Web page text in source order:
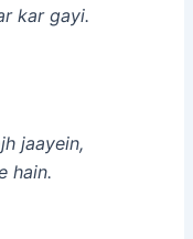
kar gayi.
jaayein,
hain.